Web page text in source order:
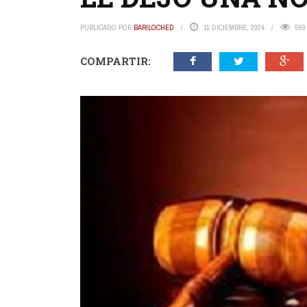
PUBLICADO POR BARILOCHED 11 DICIEMBRE, 2024 569
COMPARTIR: